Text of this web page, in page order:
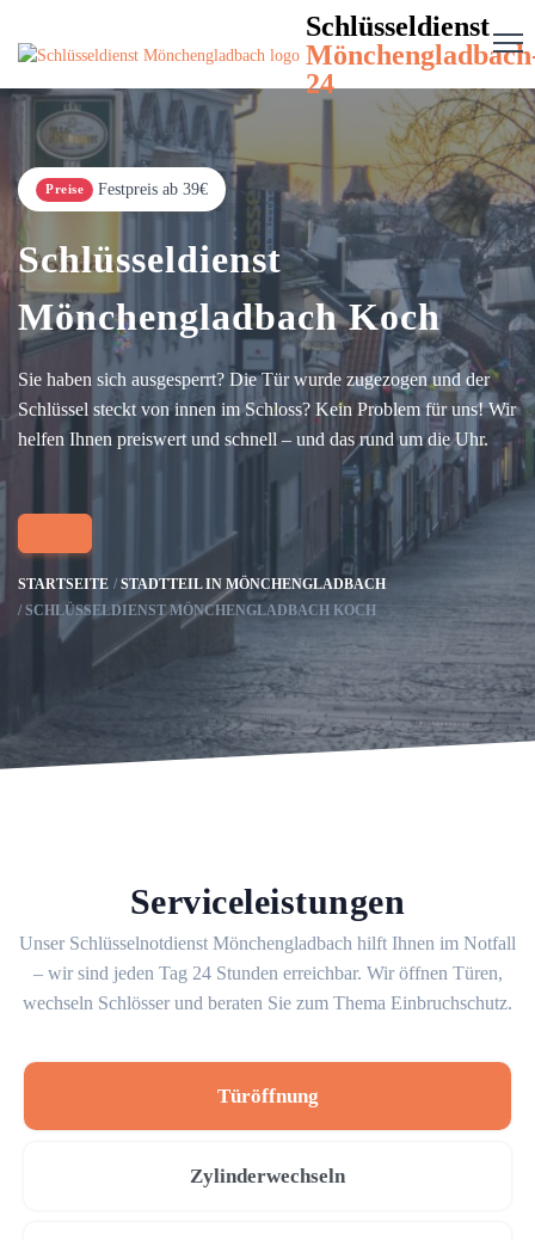
Schlüsseldienst
24
Preise Festpreis ab 39€
Schlüsseldienst
Mönchengladbach Koch
Sie haben sich ausgesperrt? Die Tür wurde zugezogen und der
Schlüssel steckt von innen im Schloss? Kein Problem für uns! Wir
helfen Ihnen preiswert und schnell – und das rund um die Uhr.
STARTSEITE
STADTTEIL IN MÖNCHENGLADBACH
SCHLÜSSELDIENST MÖNCHENGLADBACH KOCH
Serviceleistungen
Unser Schlüsselnotdienst Mönchengladbach hilft Ihnen im Notfall
– wir sind jeden Tag 24 Stunden erreichbar. Wir öffnen Türen,
wechseln Schlösser und beraten Sie zum Thema Einbruchschutz.
Türöffnung
Zylinderwechseln